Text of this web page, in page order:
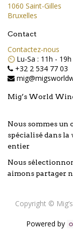
1060 Saint-Gilles
Bruxelles
Contact
Contactez-nous
⏲️ Lu-Sa : 11h - 19h
+32 2 534 77 03
Mig’s World
Nous sommes un
spécialisé dans
entier
Nous
aimons partager
Copyright ©
Powered by